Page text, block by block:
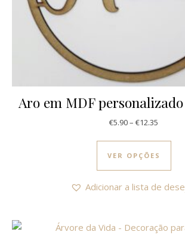
Aro em MDF
€5.90– €12.35
VER OPÇÕES
Adicionar a lista de